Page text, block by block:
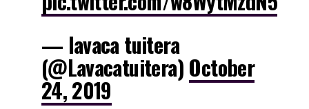
— lavaca tuitera
(@Lavacatuitera) October
24, 2019